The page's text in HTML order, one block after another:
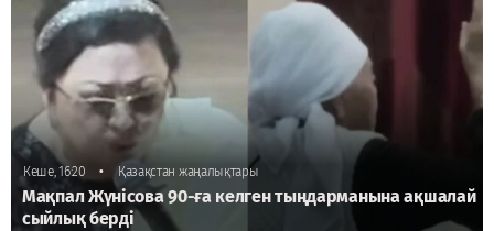
Кеше, 16:20 • Қазақстан жаңалықтары
Мақпал Жүнісова 90-ға келген тыңдарманына ақшалай
сыйлық берді